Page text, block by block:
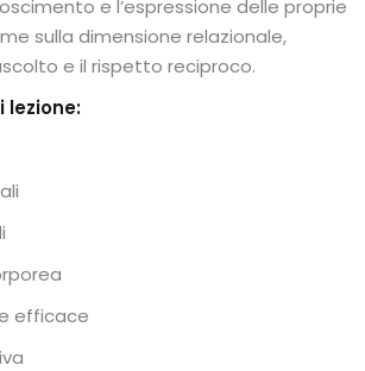
e l’espressione delle proprie
sulla dimensione relazionale,
e il rispetto reciproco.
lezione:
efficace